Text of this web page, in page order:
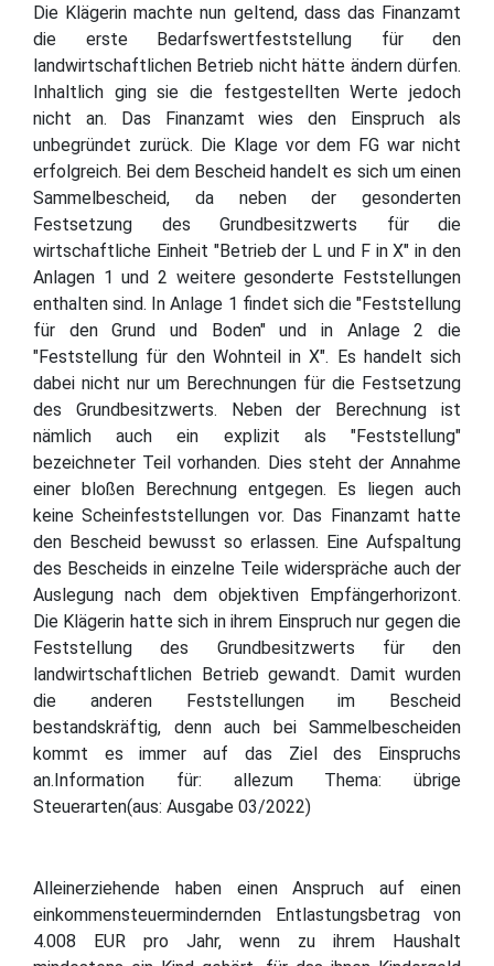
Die Klägerin machte nun geltend, dass das Finanzamt
die erste Bedarfswertfeststellung für den
landwirtschaftlichen Betrieb nicht hätte ändern dürfen.
Inhaltlich ging sie die festgestellten Werte jedoch
nicht an. Das Finanzamt wies den Einspruch als
unbegründet zurück. Die Klage vor dem FG war nicht
erfolgreich. Bei dem Bescheid handelt es sich um einen
Sammelbescheid, da neben der gesonderten
Festsetzung des Grundbesitzwerts für die
wirtschaftliche Einheit "Betrieb der L und F in X" in den
Anlagen 1 und 2 weitere gesonderte Feststellungen
enthalten sind. In Anlage 1 findet sich die "Feststellung
für den Grund und Boden" und in Anlage 2 die
"Feststellung für den Wohnteil in X". Es handelt sich
dabei nicht nur um Berechnungen für die Festsetzung
des Grundbesitzwerts. Neben der Berechnung ist
nämlich auch ein explizit als "Feststellung"
bezeichneter Teil vorhanden. Dies steht der Annahme
einer bloßen Berechnung entgegen. Es liegen auch
keine Scheinfeststellungen vor. Das Finanzamt hatte
den Bescheid bewusst so erlassen. Eine Aufspaltung
des Bescheids in einzelne Teile widerspräche auch der
Auslegung nach dem objektiven Empfängerhorizont.
Die Klägerin hatte sich in ihrem Einspruch nur gegen die
Feststellung des Grundbesitzwerts für den
landwirtschaftlichen Betrieb gewandt. Damit wurden
die anderen Feststellungen im Bescheid
bestandskräftig, denn auch bei Sammelbescheiden
kommt es immer auf das Ziel des Einspruchs
an.Information für: allezum Thema: übrige
Steuerarten(aus: Ausgabe 03/2022)
Alleinerziehende haben einen Anspruch auf einen
einkommensteuermindernden Entlastungsbetrag von
4.008 EUR pro Jahr, wenn zu ihrem Haushalt